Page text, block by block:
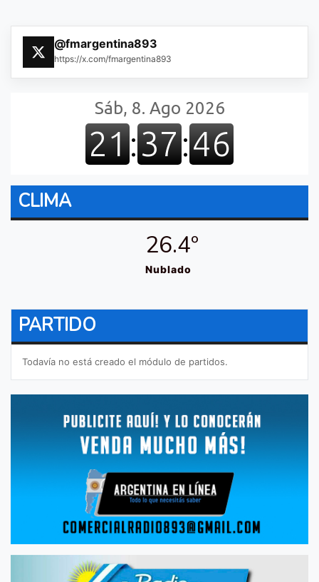
@fmargentina893
https://x.com/fmargentina893
CLIMA
26.4º
Nublado
PARTIDO
Todavía no está creado el módulo de partidos.